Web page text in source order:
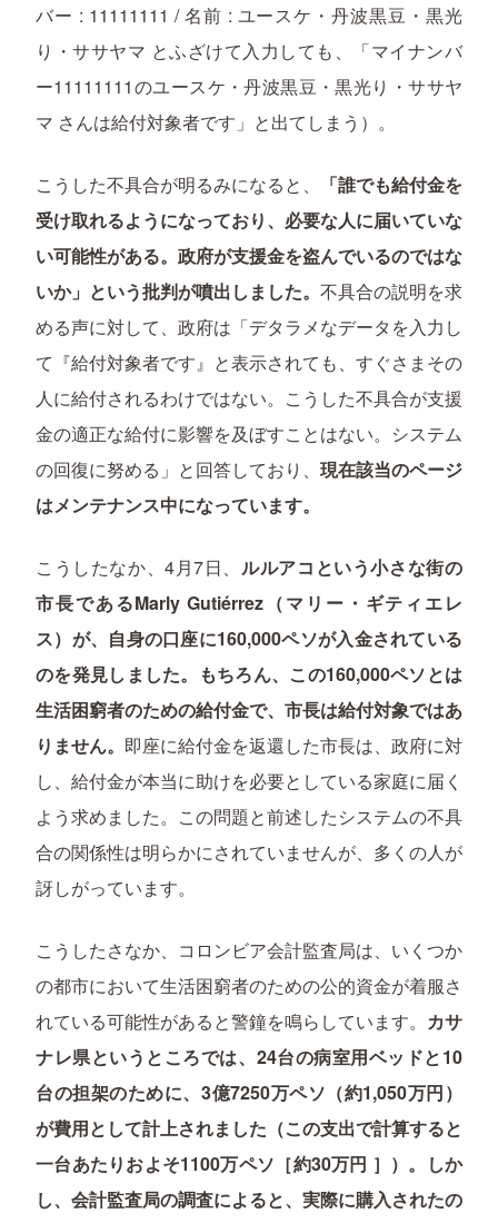
バー : 11111111 / 名前 : ユースケ・丹波黒豆・黒光
り・ササヤマ とふざけて入力しても、「マイナンバ
ー11111111のユースケ・丹波黒豆・黒光り・ササヤ
マ さんは給付対象者です」と出てしまう）。
こうした不具合が明るみになると、
「誰でも給付金を
受け取れるようになっており、必要な人に届いていな
い可能性がある。政府が支援金を盗んでいるのではな
いか」という批判が噴出しました。 不具合の説明を求
める声に対して、政府は「デタラメなデータを入力し
て『給付対象者です』と表示されても、すぐさまその
人に給付されるわけではない。こうした不具合が支援
金の適正な給付に影響を及ぼすことはない。システム
の回復に努める」と回答しており、 現在該当のページ
はメンテナンス中になっています。
こうしたなか、4月7日、 ルルアコという小さな街の
市長であるMarly Gutiérrez（マリー・ギティエレ
ス）が、自身の口座に160,000ペソが入金されている
のを発見しました。もちろん、この160,000ペソとは
生活困窮者のための給付金で、市長は給付対象ではあ
りません。 即座に給付金を返還した市長は、政府に対
し、給付金が本当に助けを必要としている家庭に届く
よう求めました。この問題と前述したシステムの不具
合の関係性は明らかにされていませんが、多くの人が
訝しがっています。
こうしたさなか、コロンビア会計監査局は、いくつか
の都市において生活困窮者のための公的資金が着服さ
れている可能性があると警鐘を鳴らしています。 カサ
ナレ県というところでは、24台の病室用ベッドと10
台の担架のために、3億7250万ペソ（約1,050万円）
が費用として計上されました（この支出で計算すると
一台あたりおよそ1100万ペソ［約30万円 ］）。しか
し、会計監査局の調査によると、実際に購入されたの